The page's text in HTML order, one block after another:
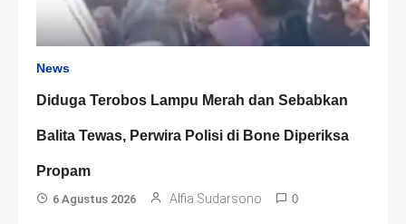
News
Diduga Terobos Lampu Merah dan Sebabkan
Balita Tewas, Perwira Polisi di Bone Diperiksa
Propam
6 Agustus 2026 Alfia Sudarsono 0